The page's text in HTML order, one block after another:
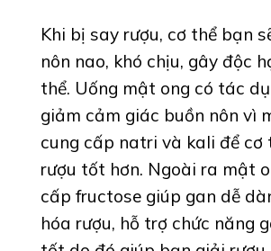
Khi bị say rượu, cơ thể bạn
nôn nao, khó chịu, gây độc
thể. Uống mật ong có tác
giảm cảm giác buồn nôn vì
cung cấp natri và kali để cơ
rượu tốt hơn. Ngoài ra mật
cấp fructose giúp gan dễ
hóa rượu, hỗ trợ chức năng